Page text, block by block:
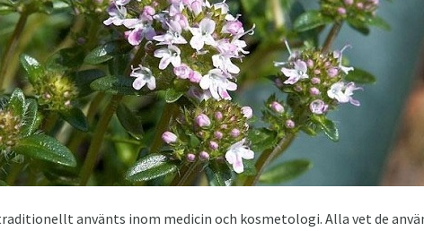
använts inom medicin och kosmetologi. Alla vet de